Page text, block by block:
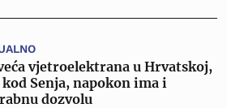
vjetroelektrana u Hrvatskoj,
kod Senja, napokon ima i
dozvolu